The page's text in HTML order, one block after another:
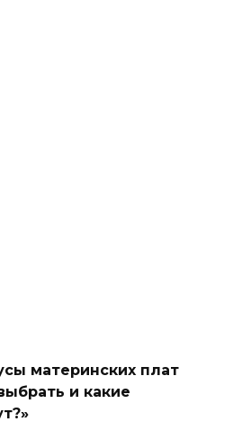
материнских плат
и какие